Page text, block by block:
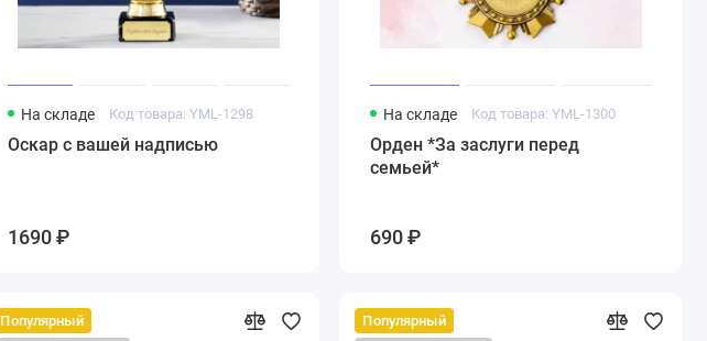
На складе Код товара: YML-1298
Оскар с вашей надписью
1690 ₽
На складе Код товара: YML-1300
Орден *За заслуги перед
семьей*
690 ₽
Популярный
Популярный